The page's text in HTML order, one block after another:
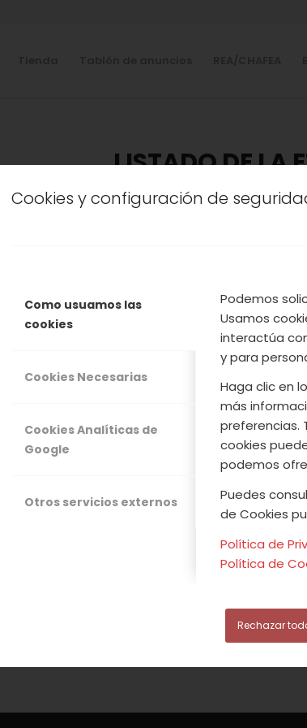
Cookies y configuración de
Como usuamos las
cookies
Cookies Necesarias
Cookies Analíticas de
Google
Otros servicios externos
Podemos
Usamos
interactúa
y para
Haga clic en
más
preferencias.
cookies
podemos
Puedes
de Cookies
Política de
Política de
Rechazar
LISTADO DE LA
COOPERATIVA,NATURALEZA,
Como estamos ya recolectando,
disfrutar de nuestro Valle. Para
reconocer e identificar las
Garganta de los Infiernos
. Esta
mayo a las 9,00h. Luego os
0 COMENTARIOS
/